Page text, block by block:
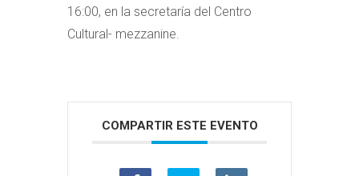
16:00, en la secretaría del Centro
Cultural- mezzanine.
COMPARTIR ESTE EVENTO